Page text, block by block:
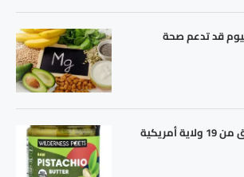
قد تدعم صحة
سحب دفعة زبدة فستق من 19 ولاية أمريكية